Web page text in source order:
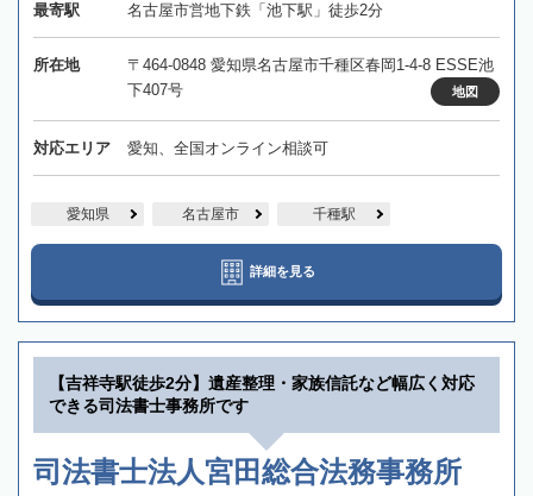
最寄駅 名古屋市営地下鉄「池下駅」徒歩2分
所在地
〒464-0848 愛知県名古屋市千種区春岡1-4-8 ESSE池
下407号
地図
対応エリア 愛知、全国オンライン相談可
愛知県 名古屋市 千種駅
詳細を見る
【吉祥寺駅徒歩2分】遺産整理・家族信託など幅広く対応
できる司法書士事務所です
司法書士法人宮田総合法務事務所